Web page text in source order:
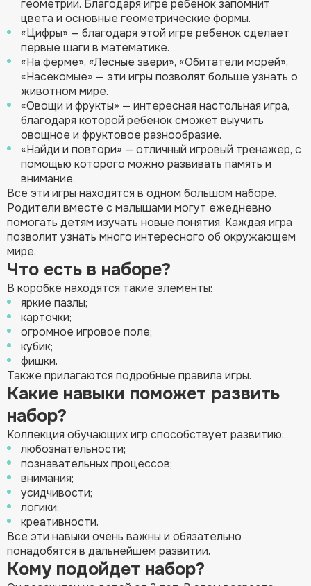
геометрии. Благодаря игре ребенок запомнит
цвета и основные геометрические формы.
«Цифры» — благодаря этой игре ребенок сделает
первые шаги в математике.
«На ферме», «Лесные звери», «Обитатели морей»,
«Насекомые» — эти игры позволят больше узнать о
животном мире.
«Овощи и фрукты» — интересная настольная игра,
благодаря которой ребенок сможет выучить
овощное и фруктовое разнообразие.
«Найди и повтори» — отличный игровый тренажер, с
помощью которого можно развивать память и
внимание.
Все эти игры находятся в одном большом наборе.
Родители вместе с малышами могут ежедневно
помогать детям изучать новые понятия. Каждая игра
позволит узнать много интересного об окружающем
мире.
Что есть в наборе?
В коробке находятся такие элементы:
яркие пазлы;
карточки;
огромное игровое поле;
кубик;
фишки.
Также прилагаются подробные правила игры.
Какие навыки поможет развить
набор?
Коллекция обучающих игр способствует развитию:
любознательности;
познавательных процессов;
внимания;
усидчивости;
логики;
креативности.
Все эти навыки очень важны и обязательно
понадобятся в дальнейшем развитии.
Кому подойдет набор?